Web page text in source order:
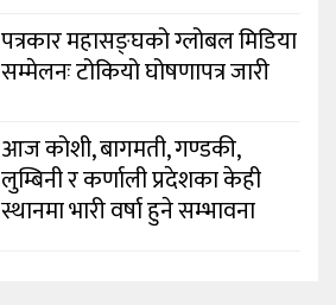
पत्रकार महासङ्घको ग्लोबल मिडिया
सम्मेलनः टोकियो घोषणापत्र जारी
आज कोशी, बागमती, गण्डकी,
लुम्बिनी र कर्णाली प्रदेशका केही
स्थानमा भारी वर्षा हुने सम्भावना